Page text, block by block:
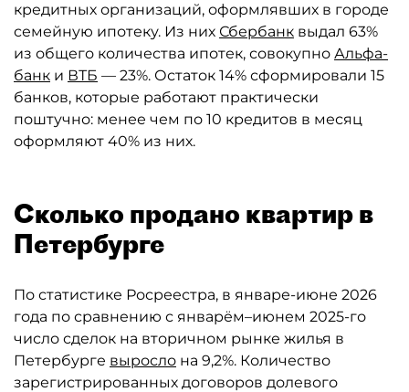
кредитных организаций, оформлявших в городе
семейную ипотеку. Из них Сбербанк выдал 63%
из общего количества ипотек, совокупно Альфа-
банк и ВТБ — 23%. Остаток 14% сформировали 15
банков, которые работают практически
поштучно: менее чем по 10 кредитов в месяц
оформляют 40% из них.
Сколько продано квартир в
Петербурге
По статистике Росреестра, в январе-июне 2026
года по сравнению с январём–июнем 2025-го
число сделок на вторичном рынке жилья в
Петербурге выросло на 9,2%. Количество
зарегистрированных договоров долевого